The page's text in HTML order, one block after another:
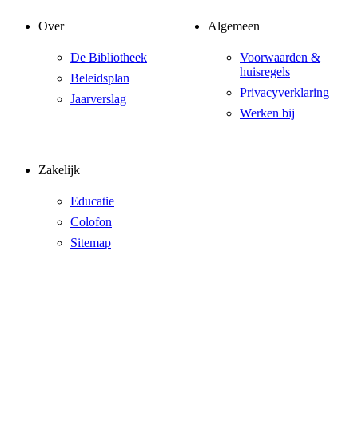
Over
De Bibliotheek
Beleidsplan
Jaarverslag
Algemeen
Voorwaarden &
huisregels
Privacyverklaring
Werken bij
Zakelijk
Educatie
Colofon
Sitemap